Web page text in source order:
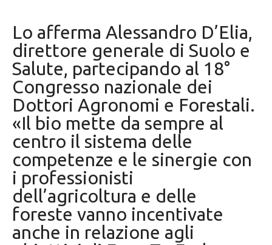
Lo afferma Alessandro D’Elia,
direttore generale di Suolo e
Salute, partecipando al 18°
Congresso nazionale dei
Dottori Agronomi e Forestali.
«Il bio mette da sempre al
centro il sistema delle
competenze e le sinergie con
i professionisti
dell’agricoltura e delle
foreste vanno incentivate
anche in relazione agli